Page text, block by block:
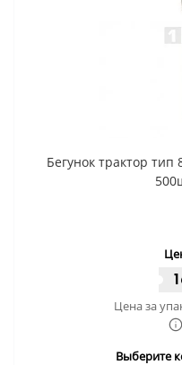
Бегунок трактор тип
Цена за
Выберите